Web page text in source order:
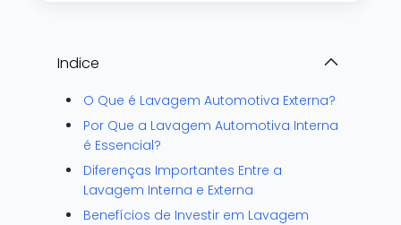
Indice
O Que é Lavagem Automotiva Externa?
Por Que a Lavagem Automotiva Interna
é Essencial?
Diferenças Importantes Entre a
Lavagem Interna e Externa
Benefícios de Investir em Lavagem